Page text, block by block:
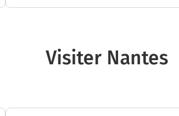
Visiter Nantes